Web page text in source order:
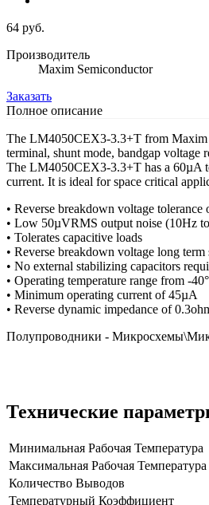
64 руб.
Производитель
Maxim Semiconductor
Заказать
Полное описание
The LM4050CEX3-3.3+T from Maxim
terminal, shunt mode, bandgap voltage
The LM4050CEX3-3.3+T has a 60µA
current. It is ideal for space critical
• Reverse breakdown voltage
• Low 50µVRMS output noise (10Hz
• Tolerates capacitive loads
• Reverse breakdown voltage long
• No external stabilizing capacitors
• Operating temperature range from -
• Minimum operating current of 45µA
• Reverse dynamic impedance of
Полупроводники -
Технические
Минимальная Рабочая Температура
Максимальная Рабочая Температура
Количество Выводов
Температурный Коэффициент